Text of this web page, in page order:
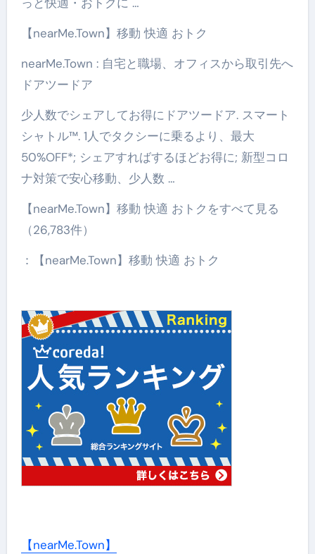
【nearMe.Town】移動 快適 おトク
nearMe.Town : 自宅と職場、オフィスから取引先へ
ドアツードア
少人数でシェアしてお得にドアツードア. スマート
シャトル™. 1人でタクシーに乗るより、最大
50%OFF*; シェアすればするほどお得に; 新型コロ
ナ対策で安心移動、少人数 …
【nearMe.Town】移動 快適 おトクをすべて見る
（26,783件）
：【nearMe.Town】移動 快適 おトク
【nearMe.Town】